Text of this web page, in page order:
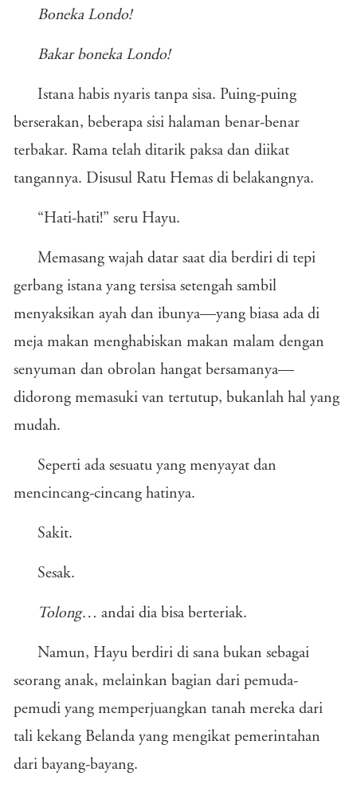
Boneka Londo!
Bakar boneka Londo!
Istana habis nyaris tanpa sisa. Puing-puing
berserakan, beberapa sisi halaman benar-benar
terbakar. Rama telah ditarik paksa dan diikat
tangannya. Disusul Ratu Hemas di belakangnya.
“Hati-hati!” seru Hayu.
Memasang wajah datar saat dia berdiri di tepi
gerbang istana yang tersisa setengah sambil
menyaksikan ayah dan ibunya—yang biasa ada di
meja makan menghabiskan makan malam dengan
senyuman dan obrolan hangat bersamanya—
didorong memasuki van tertutup, bukanlah hal yang
mudah.
Seperti ada sesuatu yang menyayat dan
mencincang-cincang hatinya.
Sakit.
Sesak.
Tolong… andai dia bisa berteriak.
Namun, Hayu berdiri di sana bukan sebagai
seorang anak, melainkan bagian dari pemuda-
pemudi yang memperjuangkan tanah mereka dari
tali kekang Belanda yang mengikat pemerintahan
dari bayang-bayang.